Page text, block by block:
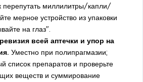
перепутать миллилитры/капли/
мерное устройство из упаковки
на глаз".
всей аптечки и упор на
Уместно при полипрагмазии;
список препаратов и проверьте
веществ и суммирование